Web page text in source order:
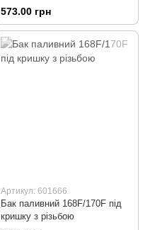
573.00 грн
Артикул: 601666
Бак паливний 168F/170F під
кришку з різьбою